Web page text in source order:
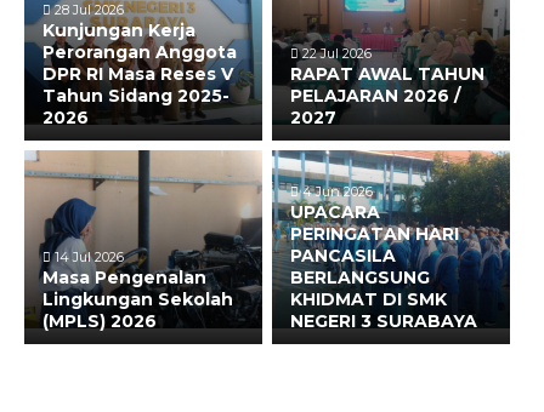
28 Jul 2026
Kunjungan Kerja
Perorangan Anggota
DPR RI Masa Reses V
Tahun Sidang 2025-
2026
22 Jul 2026
RAPAT AWAL TAHUN
PELAJARAN 2026 /
2027
14 Jul 2026
Masa Pengenalan
Lingkungan Sekolah
(MPLS) 2026
4 Jun 2026
UPACARA
PERINGATAN HARI
PANCASILA
BERLANGSUNG
KHIDMAT DI SMK
NEGERI 3 SURABAYA